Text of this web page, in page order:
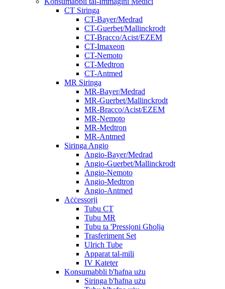
CT Siringa
CT-Bayer/Medrad
CT-Guerbet/Mallinckrodt
CT-Bracco/Acist/EZEM
CT-Imaxeon
CT-Nemoto
CT-Medtron
CT-Antmed
MR Siringa
MR-Bayer/Medrad
MR-Guerbet/Mallinckrodt
MR-Bracco/Acist/EZEM
MR-Nemoto
MR-Medtron
MR-Antmed
Siringa Angio
Angio-Bayer/Medrad
Angio-Guerbet/Mallinckrodt
Angio-Nemoto
Angio-Medtron
Angio-Antmed
Aċċessorji
Tubu CT
Tubu MR
Tubu ta 'Pressjoni Għolja
Trasferiment Set
Ulrich Tube
Apparat tal-mili
IV Kateter
Konsumabbli b'ħafna użu
Siringa b'ħafna użu